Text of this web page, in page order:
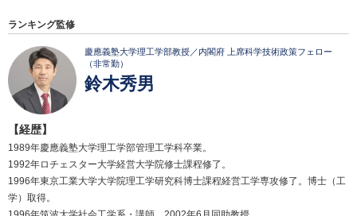
ランキング監修
慶應義塾大学理工学部教授／内閣府 上席科学技術政策フェロー
（非常勤）
鈴木秀男
【経歴】
1989年慶應義塾大学理工学部管理工学科卒業。
1992年ロチェスター大学経営大学院修士課程修了。
1996年東京工業大学大学院理工学研究科博士課程経営工学専攻修了。博士（工
学）取得。